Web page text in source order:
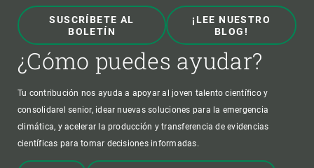
SUSCRÍBETE AL
BOLETÍN
¡LEE NUESTRO
BLOG!
¿Cómo puedes ayudar?
Tu contribución nos ayuda a apoyar al joven talento científico y
consolidarel senior, idear nuevas soluciones para la emergencia
climática, y acelerar la producción y transferencia de evidencias
científicas para tomar decisiones informadas.